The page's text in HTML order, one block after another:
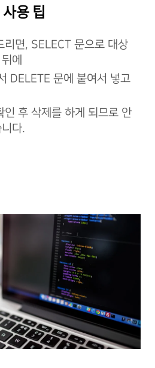
용 팁
리면, SELECT 문으로 대상
에
DELETE 문에 붙여서 넣고
인 후 삭제를 하게 되므로 안
다.